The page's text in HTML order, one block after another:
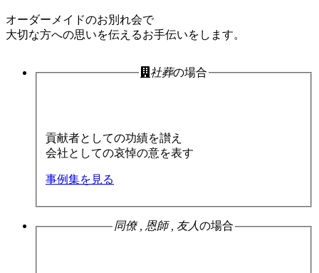
オーダーメイドのお別れ会で
大切な方への思いを伝えるお手伝いをします。
社葬の場合
貢献者としての功績を讃え
会社としての哀悼の意を表す
事例集を見る
同僚 , 恩師 , 友人の場合